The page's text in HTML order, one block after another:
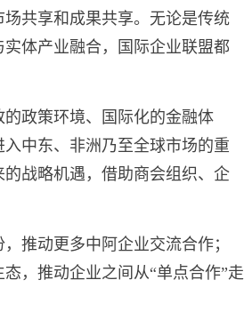
共享和成果共享。无论是传统
体产业融合，国际企业联盟都
政策环境、国际化的金融体
中东、非洲乃至全球市场的重
战略机遇，借助商会组织、企
推动更多中阿企业交流合作；
，推动企业之间从“单点合作”走